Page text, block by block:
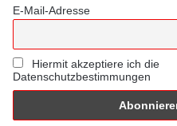
E-Mail-Adresse
Hiermit akzeptiere ich die
Datenschutzbestimmungen